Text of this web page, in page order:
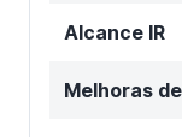
Alcance IR
Melhoras